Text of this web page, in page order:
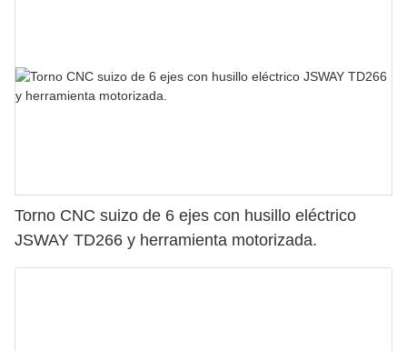
Torno CNC suizo de 6 ejes con husillo eléctrico
JSWAY TD266 y herramienta motorizada.